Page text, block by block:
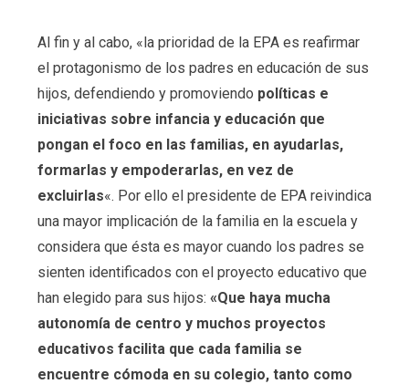
Al fin y al cabo, «la prioridad de la EPA es reafirmar
el protagonismo de los padres en educación de sus
hijos, defendiendo y promoviendo políticas e
iniciativas sobre infancia y educación que
pongan el foco en las familias, en ayudarlas,
formarlas y empoderarlas, en vez de
excluirlas«. Por ello el presidente de EPA reivindica
una mayor implicación de la familia en la escuela y
considera que ésta es mayor cuando los padres se
sienten identificados con el proyecto educativo que
han elegido para sus hijos: «Que haya mucha
autonomía de centro y muchos proyectos
educativos facilita que cada familia se
encuentre cómoda en su colegio, tanto como